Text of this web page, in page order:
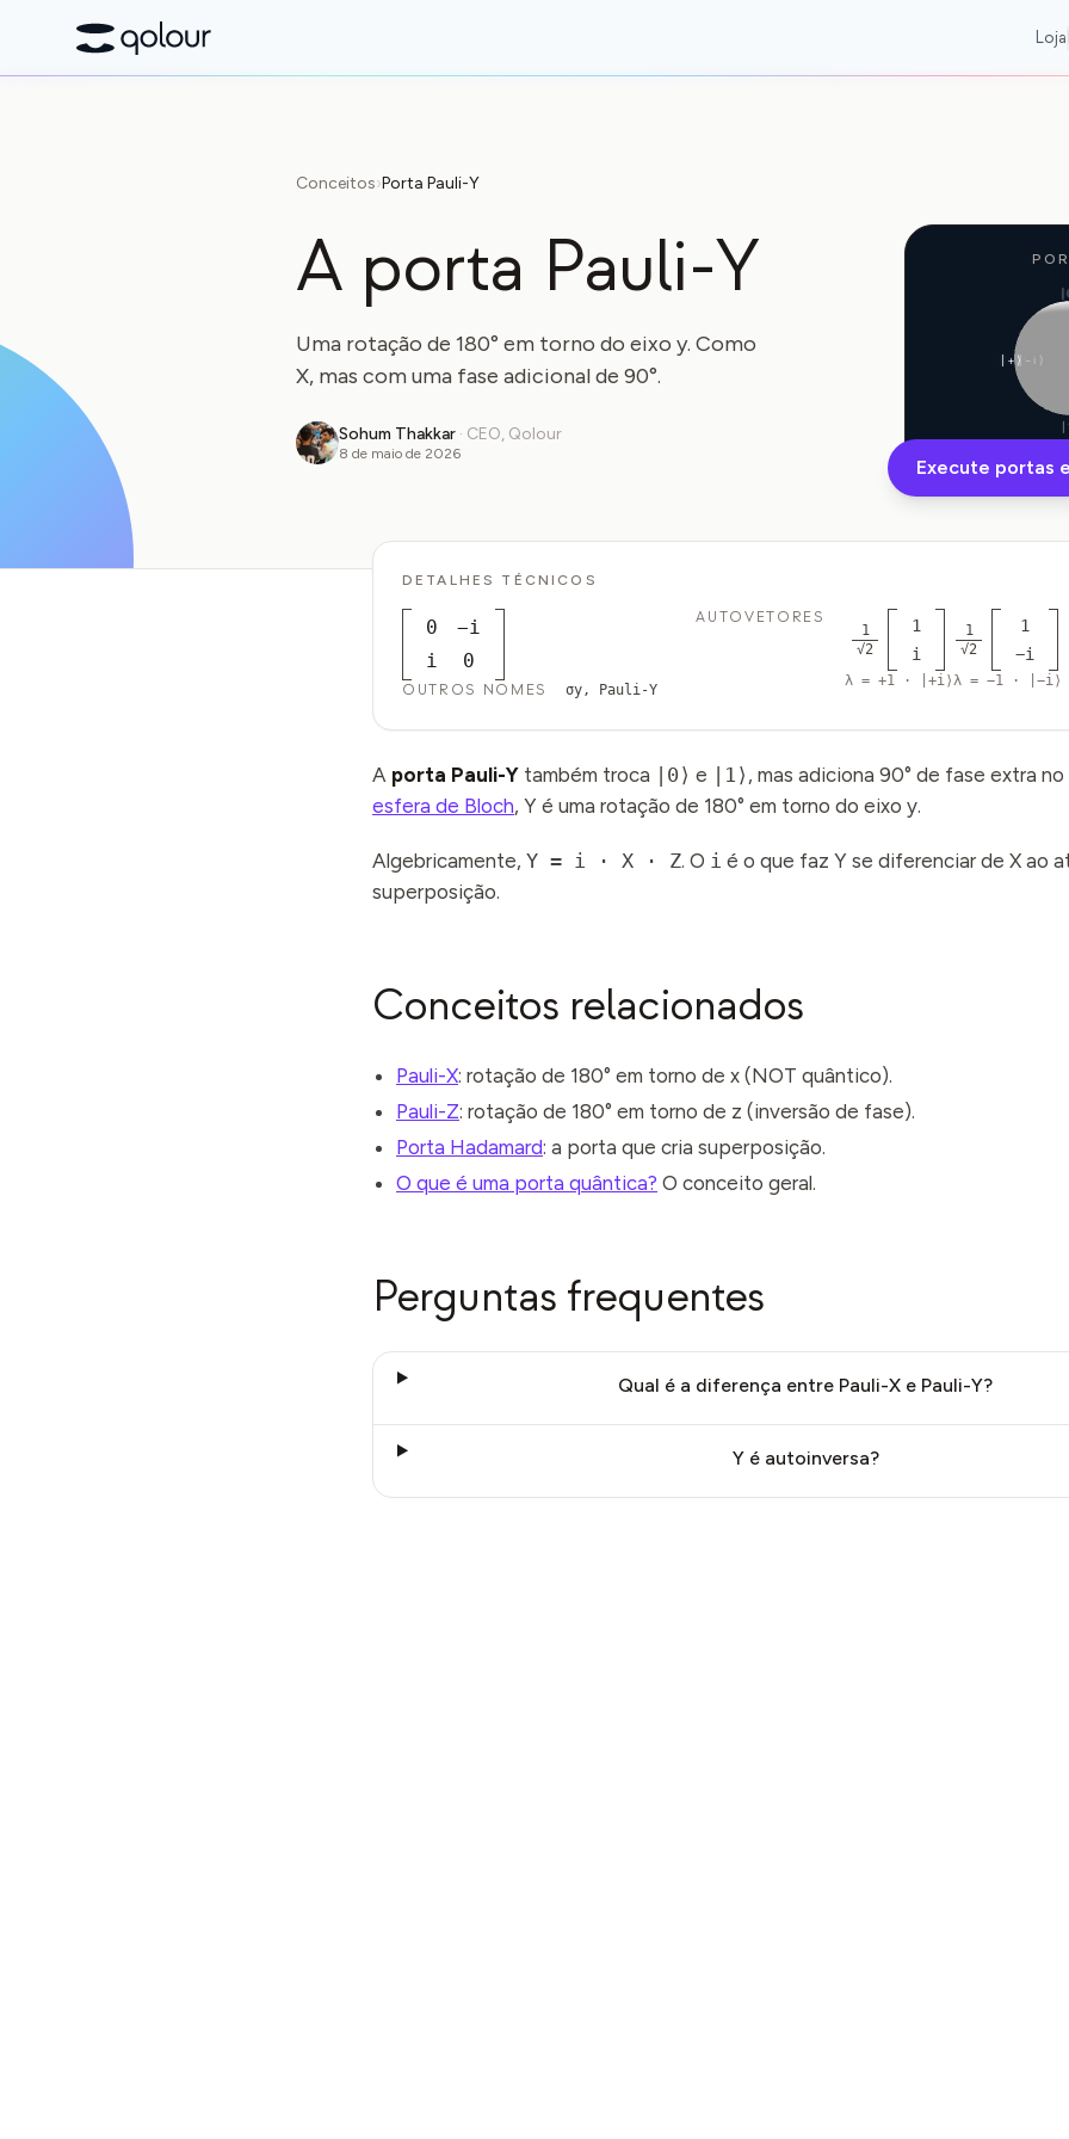
Loja
Conceitos›Porta Pauli-Y
A porta Pauli-Y
Uma rotação de 180° em torno do eixo y. Como
X, mas com uma fase adicional de 90°.
Sohum Thakkar · CEO, Qolour
8 de maio de 2026
|+⟩|−i⟩
Execute portas
DETALHES TÉCNICOS
0
−i
i
0
OUTROS NOMES σy, Pauli-Y
AUTOVETORES
1
√2
1
i
λ = +1 · |+i⟩
1
√2
1
−i
λ = −1 · |−i⟩
A porta Pauli-Y também troca |0⟩ e |1⟩ , mas adiciona 90° de fase extra
esfera de Bloch, Y é uma rotação de 180° em torno do eixo y.
Algebricamente, Y = i · X · Z. O i é o que faz Y se diferenciar de X ao
superposição.
Conceitos relacionados
Pauli-X: rotação de 180° em torno de x (NOT quântico).
Pauli-Z: rotação de 180° em torno de z (inversão de fase).
Porta Hadamard: a porta que cria superposição.
O que é uma porta quântica? O conceito geral.
Perguntas frequentes
Qual é a diferença entre Pauli-X e Pauli-Y?
Y é autoinversa?